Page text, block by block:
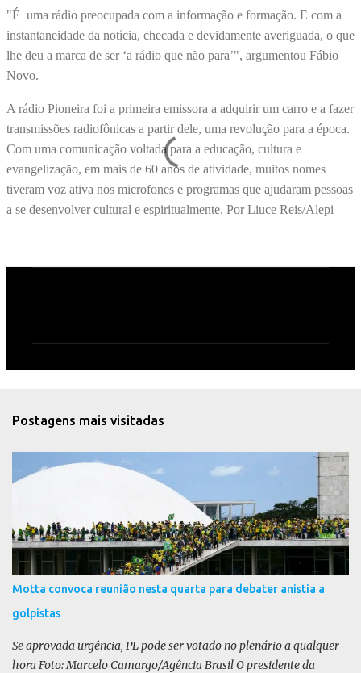
"É uma rádio preocupada com a informação e formação. E com a
instantaneidade da notícia, checada e devidamente averiguada, o que
lhe deu a marca de ser ‘a rádio que não para’", argumentou Fábio
Novo.
A rádio Pioneira foi a primeira emissora a adquirir um carro e a fazer
transmissões radiofônicas a partir dele, uma revolução para a época.
Com uma comunicação voltada para a educação, cultura e
evangelização, em mais de 60 anos de atividade, muitos nomes
tiveram voz ativa nos microfones e programas que ajudaram pessoas
a se desenvolver cultural e espiritualmente. Por Liuce Reis/Alepi
á
r
i
Postagens mais visitadas
Motta convoca reunião nesta quarta para debater anistia a
golpistas
Se aprovada urgência, PL pode ser votado no plenário a qualquer
hora Foto: Marcelo Camargo/Agência Brasil O presidente da